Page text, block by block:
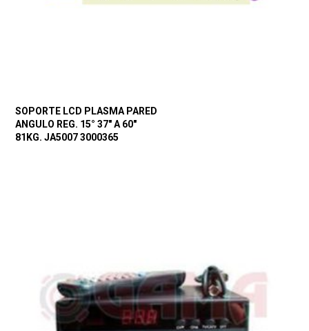
SOPORTE LCD PLASMA PARED
ANGULO REG. 15° 37″ A 60″
81KG. JA5007 3000365